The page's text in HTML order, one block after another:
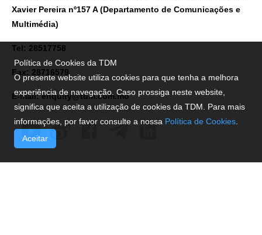
Xavier Pereira nº157 A (Departamento de Comunicações e
Multimédia)
Tel: 28517758
Fax: 28716579
E-mail:enquiry@tdm.com.mo
Política de Cookies da TDM
O presente website utiliza cookies para que tenha a melhora
experiência de navegação. Caso prossiga neste website,
significa que aceita a utilização de cookies da TDM. Para mais
informações, por favor consulte a nossa Política de Cookies
Aceitar